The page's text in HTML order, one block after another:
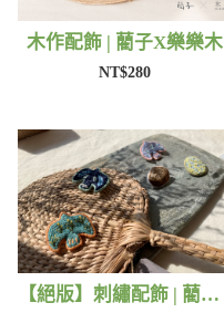
木作配飾 | 藺子X樂樂木
NT$280
【絕版】刺繡配飾 | 藺子X撫子色生活